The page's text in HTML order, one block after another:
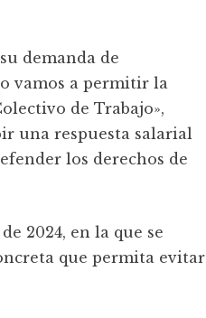
demanda de
vamos a permitir la
de Trabajo»,
una respuesta salarial
los derechos de
2024, en la que se
que permita evitar